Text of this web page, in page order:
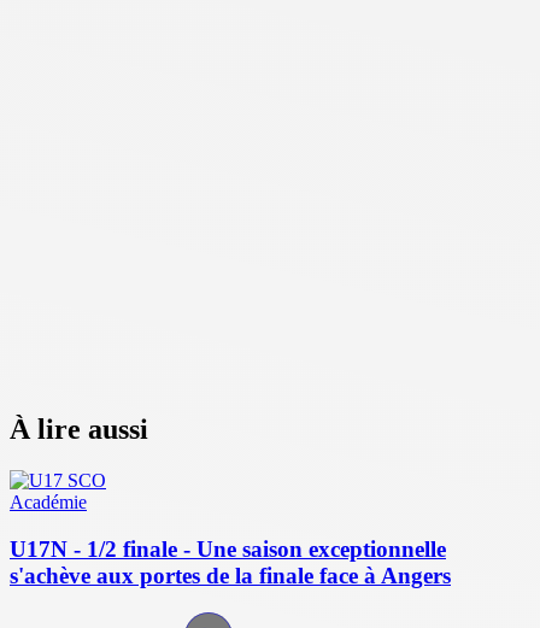
À lire aussi
Académie
U17N - 1/2 finale - Une saison exceptionnelle
s'achève aux portes de la finale face à Angers